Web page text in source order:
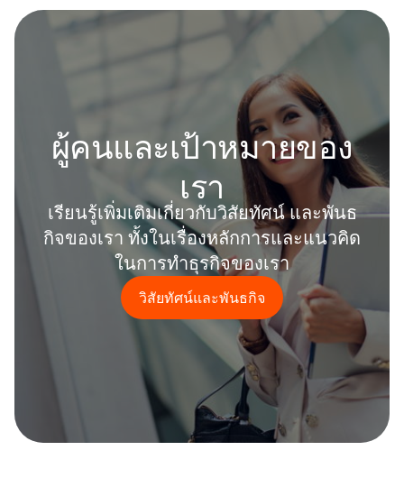
ผู้คนและเป้าหมายของ
เรา
เรียนรู้เพิ่มเติมเกี่ยวกับวิสัยทัศน์ และพันธ
กิจของเรา ทั้งในเรื่องหลักการและแนวคิด
ในการทำธุรกิจของเรา
วิสัยทัศน์และพันธกิจ